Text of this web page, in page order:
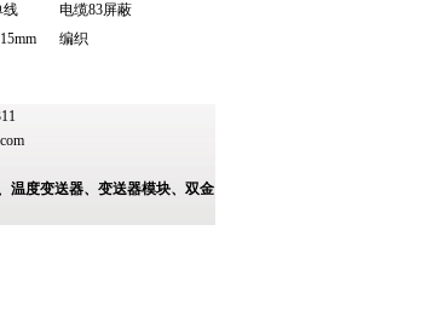
线
电缆83屏蔽
编织
温度变送器、变送器模块、双金